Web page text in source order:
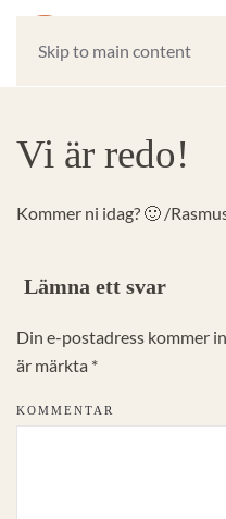
Skip to main content
Vi är redo!
Kommer ni idag? 🙂 /
Lämna ett svar
Din e-postadress kommer
är märkta *
KOMMENTAR